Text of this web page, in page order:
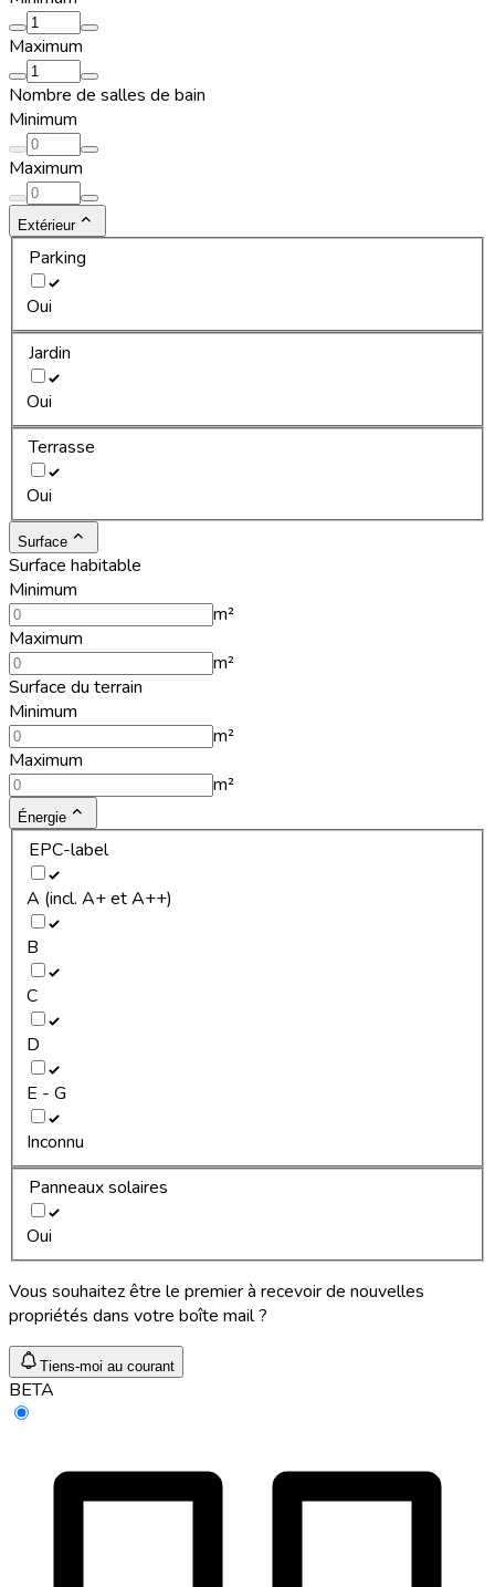
Maximum
Nombre de salles de bain
Minimum
Maximum
Extérieur
Parking
Oui
Jardin
Oui
Terrasse
Oui
Surface
Surface habitable
Minimum
m²
Maximum
m²
Surface du terrain
Minimum
m²
Maximum
m²
Énergie
EPC-label
A (incl. A+ et A++)
B
C
D
E - G
Inconnu
Panneaux solaires
Oui
Vous souhaitez être le premier à recevoir de nouvelles
propriétés dans votre boîte mail ?
Tiens-moi au courant
BETA